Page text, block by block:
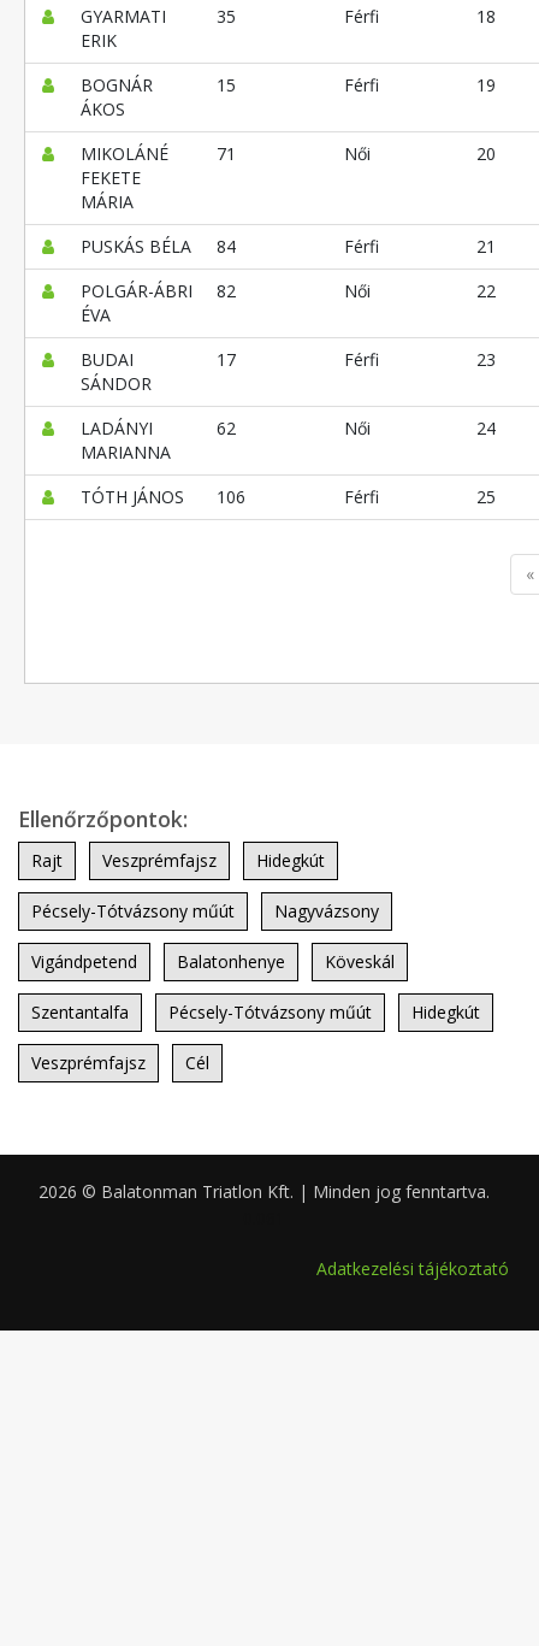
GYARMATI
ERIK
35 Férfi 18
BOGNÁR
ÁKOS
15 Férfi 19
MIKOLÁNÉ
FEKETE
MÁRIA
71 Női 20
PUSKÁS BÉLA 84 Férfi
21
POLGÁR-ÁBRI
ÉVA
82 Női 22
BUDAI
SÁNDOR
17 Férfi 23
LADÁNYI
MARIANNA
62 Női 24
TÓTH JÁNOS 106 Férfi 25
«
Ellenőrzőpontok:
Rajt Veszprémfajsz Hidegkút
Pécsely-Tótvázsony műút Nagyvázsony
Vigándpetend Balatonhenye Köveskál
Szentantalfa Pécsely-Tótvázsony műút Hidegkút
Veszprémfajsz Cél
2026 © Balatonman Triatlon Kft. | Minden jog fenntartva.
Adatkezelési tájékoztató